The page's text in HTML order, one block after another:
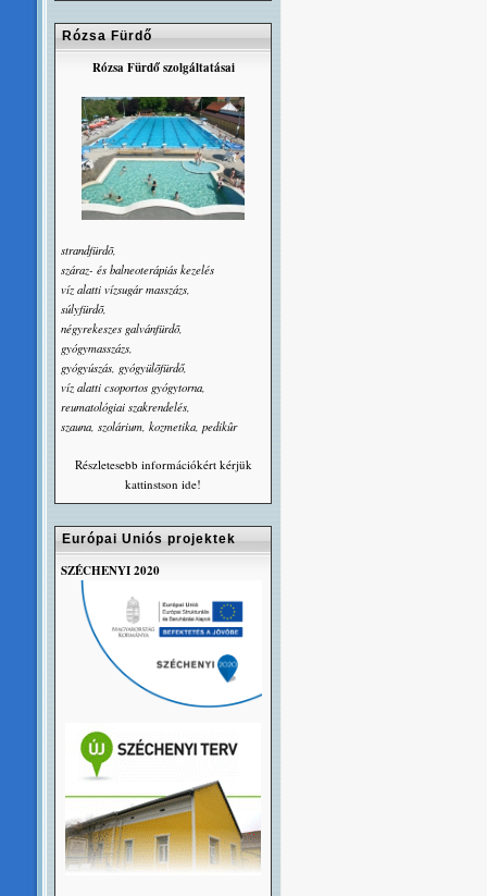
Rózsa Fürdő
Rózsa Fürdő szolgáltatásai
strandfürdõ,
száraz- és balneoterápiás kezelés
víz alatti vízsugár masszázs,
súlyfürdõ,
négyrekeszes galvánfürdõ,
gyógymasszázs,
gyógyúszás, gyógyülõfürdő,
víz alatti csoportos gyógytorna,
reumatológiai szakrendelés,
szauna, szolárium, kozmetika, pedikûr
Részletesebb információkért kérjük
kattinstson ide!
Európai Uniós projektek
SZÉCHENYI 2020